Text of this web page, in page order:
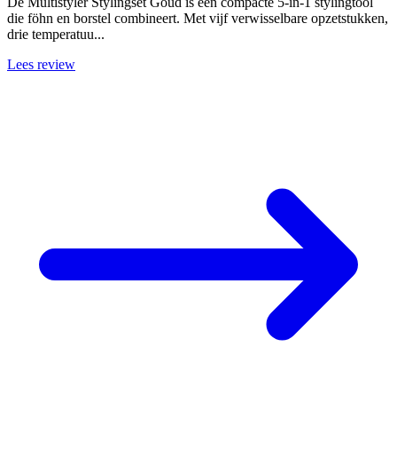
die föhn en borstel combineert. Met vijf verwisselbare opzetstukken,
drie temperatuu...
Lees review